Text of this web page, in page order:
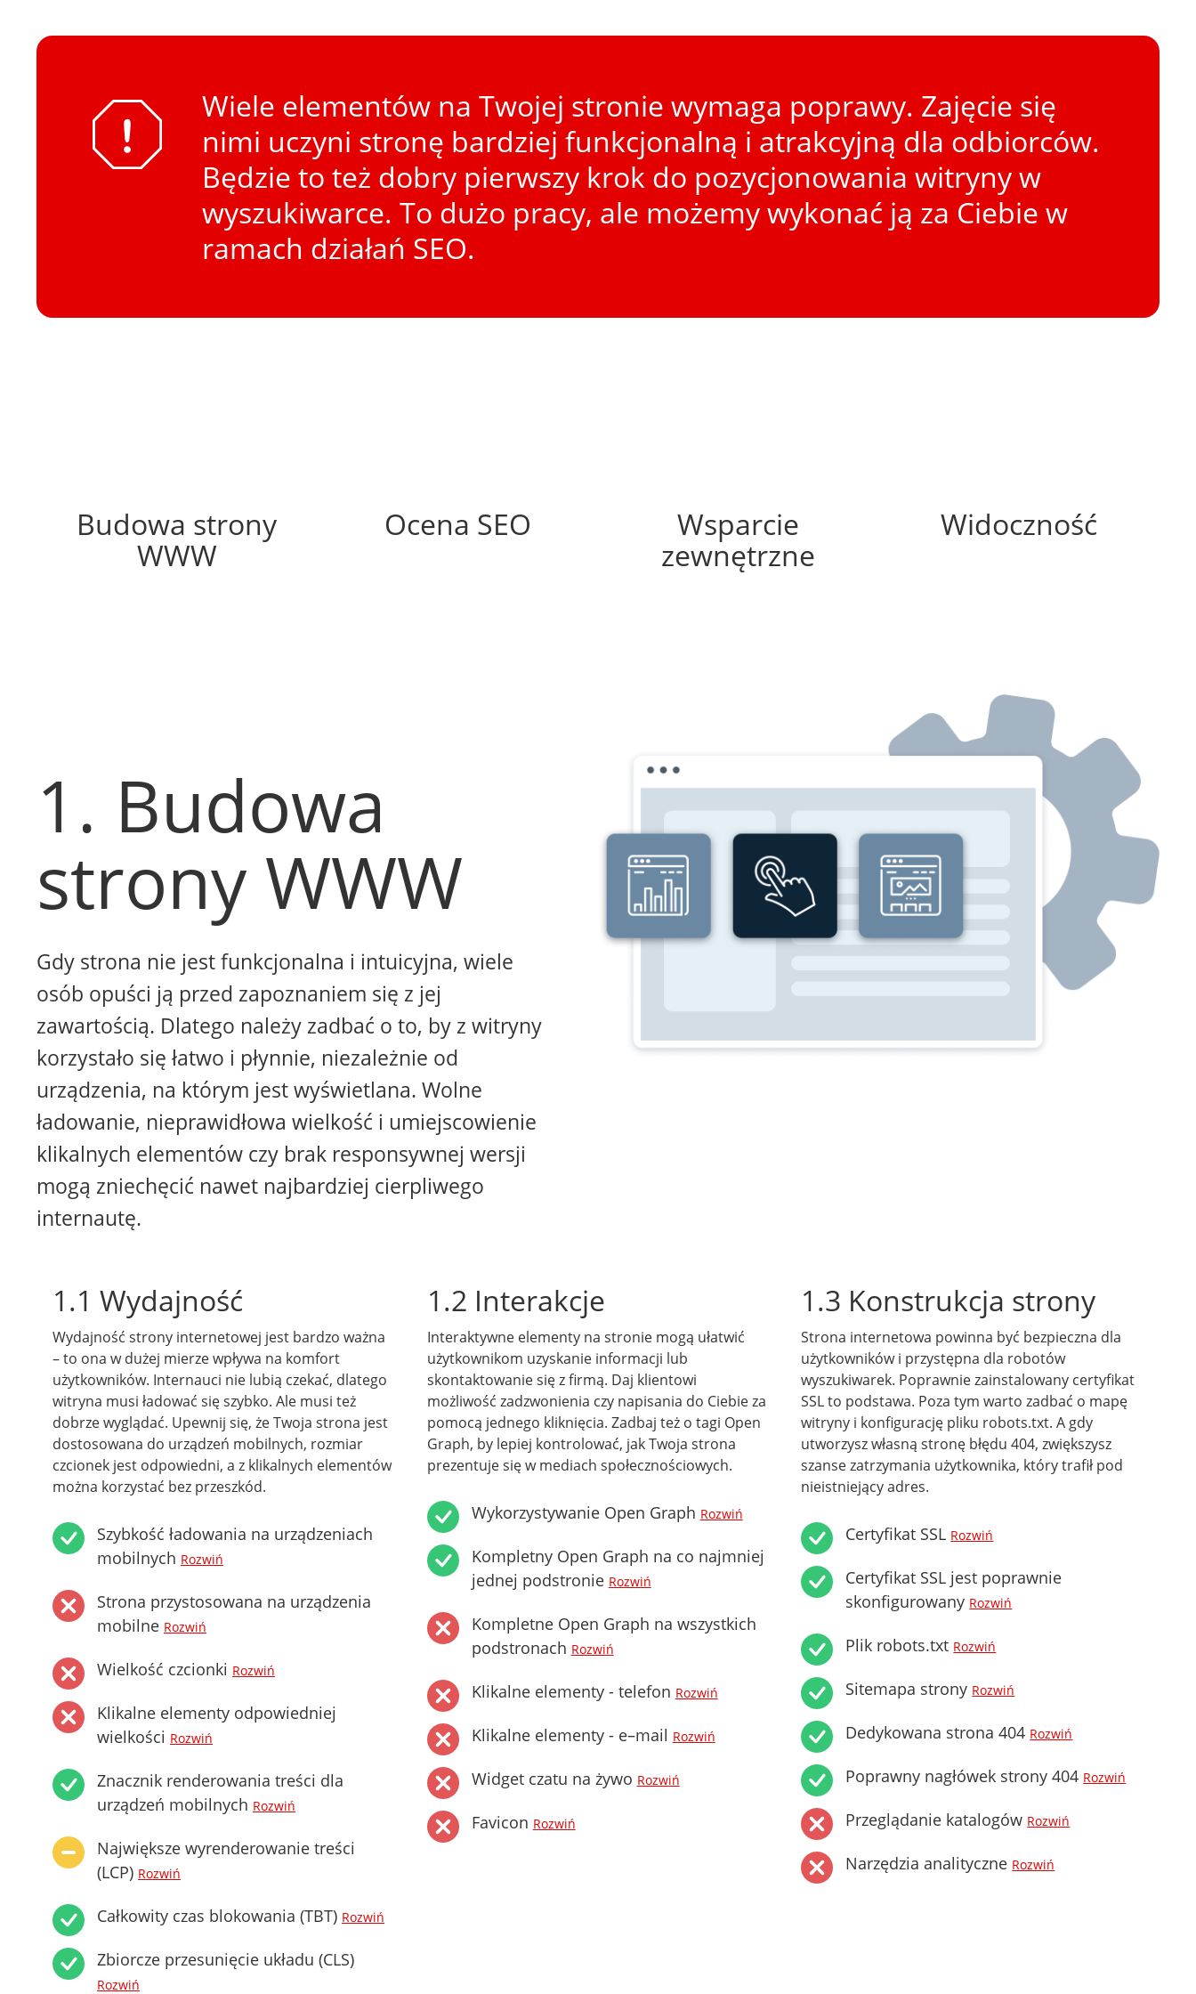
Wiele elementów na Twojej stronie wymaga poprawy. Zajęcie się
nimi uczyni stronę bardziej funkcjonalną i atrakcyjną dla odbiorców.
Będzie to też dobry pierwszy krok do pozycjonowania witryny w
wyszukiwarce. To dużo pracy, ale możemy wykonać ją za Ciebie w
ramach działań SEO.
Budowa strony
WWW
Ocena SEO
Wsparcie
zewnętrzne
Widoczność
1. Budowa
strony WWW
Gdy strona nie jest funkcjonalna i intuicyjna, wiele
osób opuści ją przed zapoznaniem się z jej
zawartością. Dlatego należy zadbać o to, by z witryny
korzystało się łatwo i płynnie, niezależnie od
urządzenia, na którym jest wyświetlana. Wolne
ładowanie, nieprawidłowa wielkość i umiejscowienie
klikalnych elementów czy brak responsywnej wersji
mogą zniechęcić nawet najbardziej cierpliwego
internautę.
1.1 Wydajność
Wydajność strony internetowej jest bardzo ważna
– to ona w dużej mierze wpływa na komfort
użytkowników. Internauci nie lubią czekać, dlatego
witryna musi ładować się szybko. Ale musi też
dobrze wyglądać. Upewnij się, że Twoja strona jest
dostosowana do urządzeń mobilnych, rozmiar
czcionek jest odpowiedni, a z klikalnych elementów
można korzystać bez przeszkód.
Szybkość ładowania na urządzeniach
mobilnych Rozwiń
Strona przystosowana na urządzenia
mobilne Rozwiń
Wielkość czcionki Rozwiń
Klikalne elementy odpowiedniej
wielkości Rozwiń
Znacznik renderowania treści dla
urządzeń mobilnych Rozwiń
Największe wyrenderowanie treści
(LCP) Rozwiń
Całkowity czas blokowania (TBT) Rozwiń
Zbiorcze przesunięcie układu (CLS)
Rozwiń
1.2 Interakcje
Interaktywne elementy na stronie mogą ułatwić
użytkownikom uzyskanie informacji lub
skontaktowanie się z firmą. Daj klientowi
możliwość zadzwonienia czy napisania do Ciebie za
pomocą jednego kliknięcia. Zadbaj też o tagi Open
Graph, by lepiej kontrolować, jak Twoja strona
prezentuje się w mediach społecznościowych.
Wykorzystywanie Open Graph Rozwiń
Kompletny Open Graph na co najmniej
jednej podstronie Rozwiń
Kompletne Open Graph na wszystkich
podstronach Rozwiń
Klikalne elementy - telefon Rozwiń
Klikalne elementy - e–mail Rozwiń
Widget czatu na żywo Rozwiń
Favicon Rozwiń
1.3 Konstrukcja strony
Strona internetowa powinna być bezpieczna dla
użytkowników i przystępna dla robotów
wyszukiwarek. Poprawnie zainstalowany certyfikat
SSL to podstawa. Poza tym warto zadbać o mapę
witryny i konfigurację pliku robots.txt. A gdy
utworzysz własną stronę błędu 404, zwiększysz
szanse zatrzymania użytkownika, który trafił pod
nieistniejący adres.
Certyfikat SSL Rozwiń
Certyfikat SSL jest poprawnie
skonfigurowany Rozwiń
Plik robots.txt Rozwiń
Sitemapa strony Rozwiń
Dedykowana strona 404 Rozwiń
Poprawny nagłówek strony 404 Rozwiń
Przeglądanie katalogów Rozwiń
Narzędzia analityczne Rozwiń